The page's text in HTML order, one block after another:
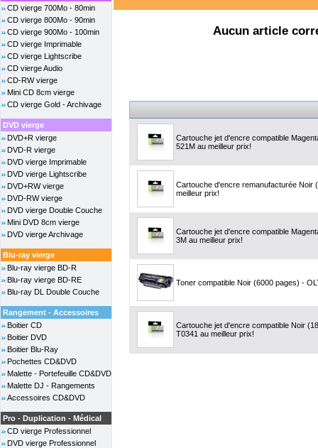
CD vierge 700Mo - 80min
CD vierge 800Mo - 90min
CD vierge 900Mo - 100min
CD vierge Imprimable
CD vierge Lightscribe
CD vierge Audio
CD-RW vierge
Mini CD 8cm vierge
CD vierge Gold - Archivage
DVD vierge
DVD+R vierge
DVD-R vierge
DVD vierge Imprimable
DVD vierge Lightscribe
DVD+RW vierge
DVD-RW vierge
DVD vierge Double Couche
Mini DVD 8cm vierge
DVD vierge Archivage
Blu-ray vierge
Blu-ray vierge BD-R
Blu-ray vierge BD-RE
Blu-ray DL Double Couche
Rangement - Accessoires
Boitier CD
Boitier DVD
Boitier Blu-Ray
Pochettes CD&DVD
Malette - Portefeuille CD&DVD
Malette DJ - Rangements
Accessoires CD&DVD
Pro - Duplication - Médical
CD vierge Professionnel
DVD vierge Professionnel
Aucun article
Cartouche jet d'encre compatible
521M au meilleur prix!
Cartouche d'encre remanufacturée Noir
meilleur prix!
Cartouche jet d'encre compatible
3M au meilleur prix!
Toner compatible Noir (6000 pages) -
Cartouche jet d'encre compatible Noir
T0341 au meilleur prix!